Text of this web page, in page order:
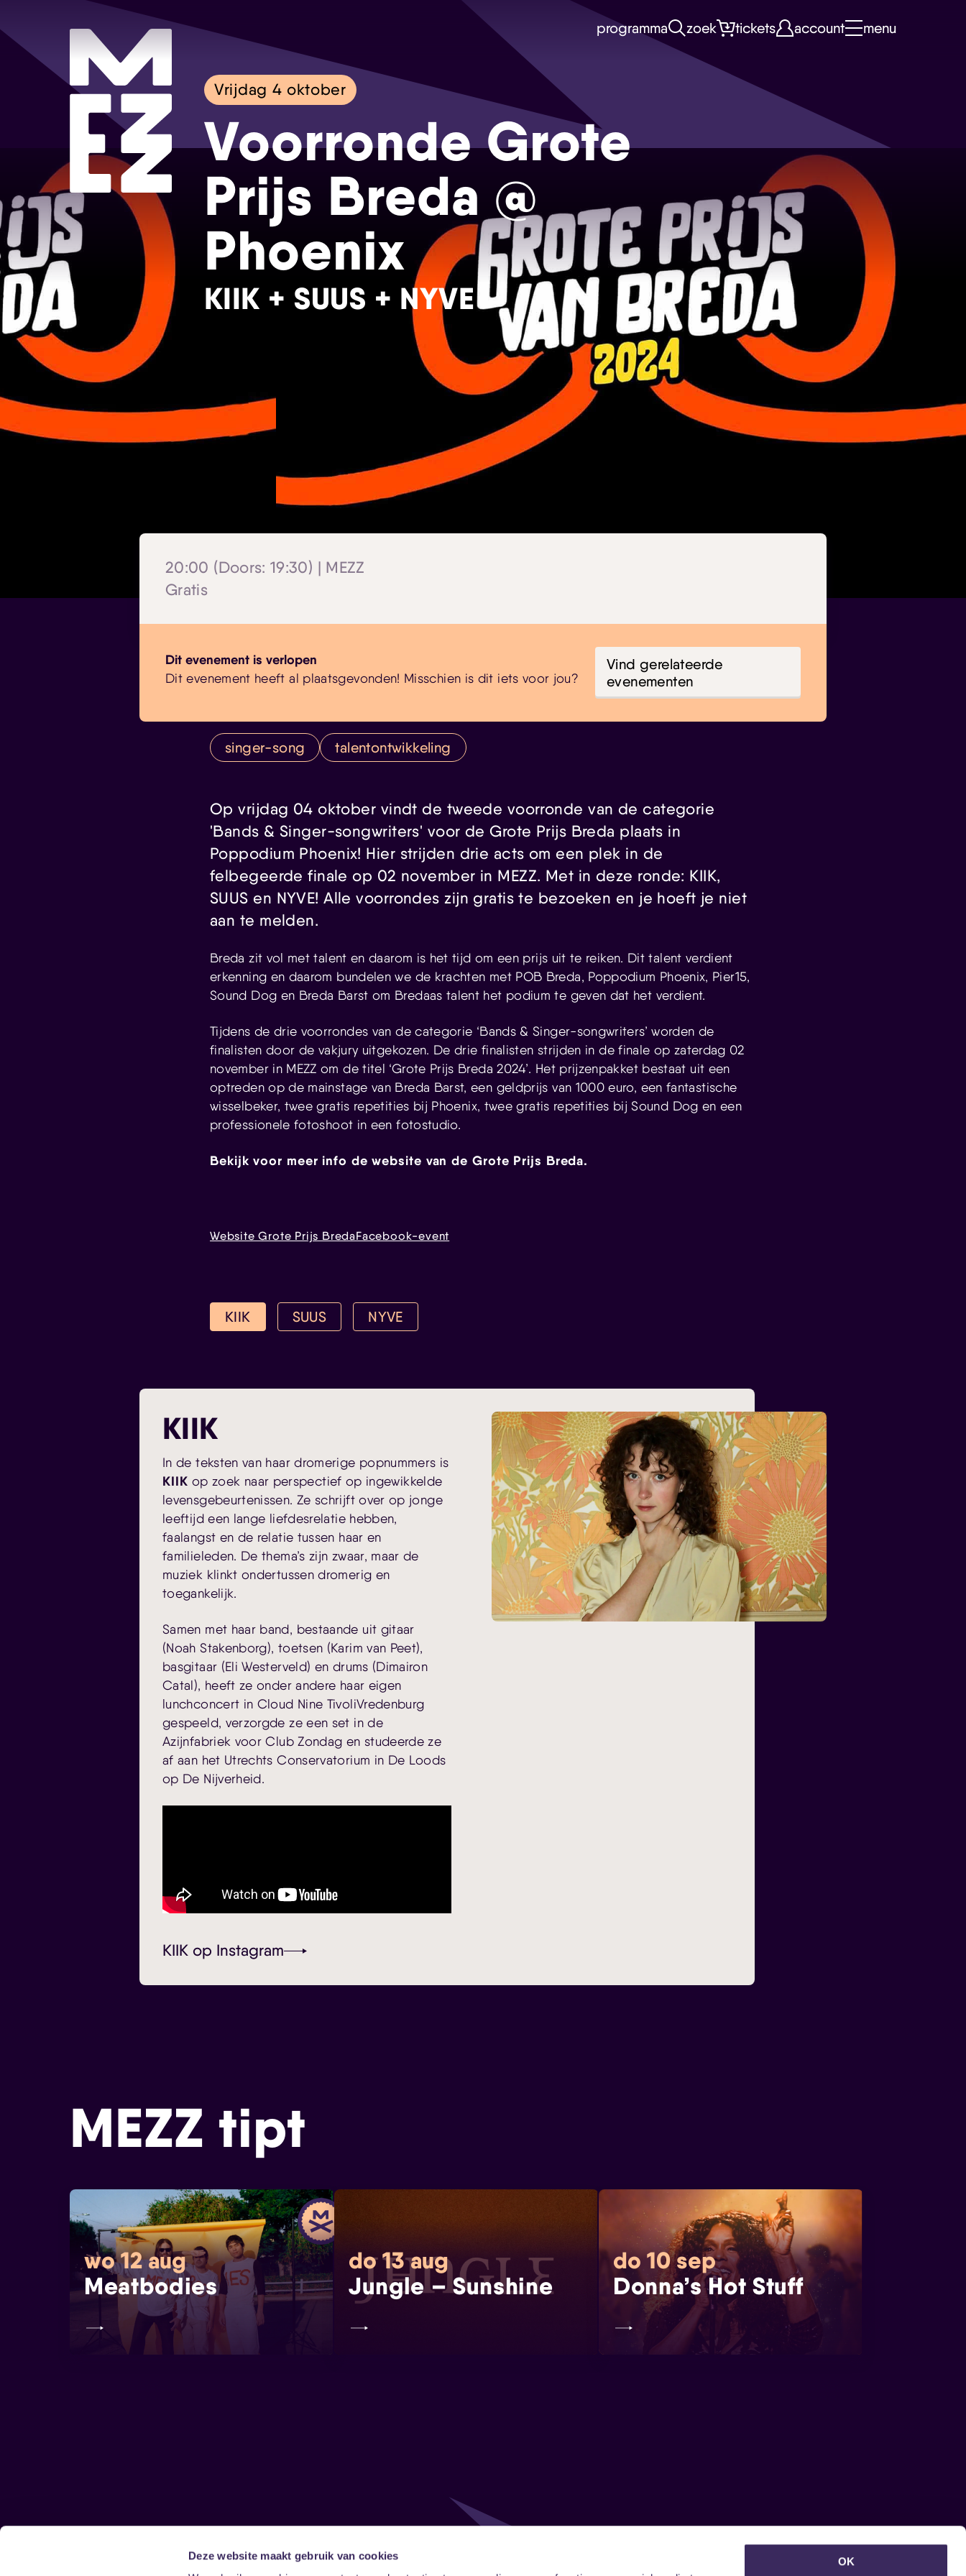
Deze website maakt gebruik van cookies
OK
Skip navigatie
programma zoek tickets account menu
Vrijdag 4 oktober
Voorronde Grote
Prijs Breda @
Phoenix
KIIK + SUUS + NYVE
20:00 (Doors: 19:30) | MEZZ
Gratis
Dit evenement is verlopen
Dit evenement heeft al plaatsgevonden! Misschien is dit iets voor jou?
Vind gerelateerde
evenementen
singer-song talentontwikkeling
Op vrijdag 04 oktober vindt de tweede voorronde van de categorie
'Bands & Singer-songwriters' voor de Grote Prijs Breda plaats in
Poppodium Phoenix! Hier strijden drie acts om een plek in de
felbegeerde finale op 02 november in MEZZ. Met in deze ronde: KIIK,
SUUS en NYVE! Alle voorrondes zijn gratis te bezoeken en je hoeft je niet
aan te melden.
Breda zit vol met talent en daarom is het tijd om een prijs uit te reiken. Dit talent verdient
erkenning en daarom bundelen we de krachten met POB Breda, Poppodium Phoenix, Pier15,
Sound Dog en Breda Barst om Bredaas talent het podium te geven dat het verdient.
Tijdens de drie voorrondes van de categorie ‘Bands & Singer-songwriters’ worden de
finalisten door de vakjury uitgekozen. De drie finalisten strijden in de finale op zaterdag 02
november in MEZZ om de titel ‘Grote Prijs Breda 2024’. Het prijzenpakket bestaat uit een
optreden op de mainstage van Breda Barst, een geldprijs van 1000 euro, een fantastische
wisselbeker, twee gratis repetities bij Phoenix, twee gratis repetities bij Sound Dog en een
professionele fotoshoot in een fotostudio.
Bekijk voor meer info de website van de Grote Prijs Breda.
Website Grote Prijs BredaFacebook-event
KIIK SUUS NYVE
KIIK
In de teksten van haar dromerige popnummers is
KIIK op zoek naar perspectief op ingewikkelde
levensgebeurtenissen. Ze schrijft over op jonge
leeftijd een lange liefdesrelatie hebben,
faalangst en de relatie tussen haar en
familieleden. De thema’s zijn zwaar, maar de
muziek klinkt ondertussen dromerig en
toegankelijk.
Samen met haar band, bestaande uit gitaar
(Noah Stakenborg), toetsen (Karim van Peet),
basgitaar (Eli Westerveld) en drums (Dimairon
Catal), heeft ze onder andere haar eigen
lunchconcert in Cloud Nine TivoliVredenburg
gespeeld, verzorgde ze een set in de
Azijnfabriek voor Club Zondag en studeerde ze
af aan het Utrechts Conservatorium in De Loods
op De Nijverheid.
KIIK op Instagram
MEZZ tipt
wo 12 aug
Meatbodies
do 13 aug
Jungle – Sunshine
do 10 sep
Donna’s Hot Stuff
Follow Onze nieuwsbrief ontvangen?